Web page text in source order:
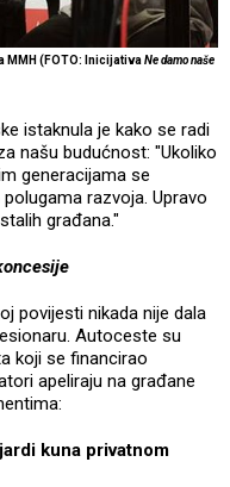
MMH (FOTO: InicijativaNe damo naše
istaknula je kako se radi
našu budućnost: "Ukoliko
generacijama se
razvoja. Upravo
građana."
povijesti nikada nije dala
Autoceste su
koji se financirao
apeliraju na građane
kuna privatnom